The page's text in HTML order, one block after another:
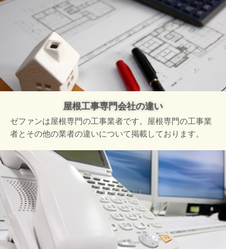
屋根工事専門会社の違い
ゼファンは屋根専門の工事業者です。屋根専門の工事業
者とその他の業者の違いについて掲載しております。